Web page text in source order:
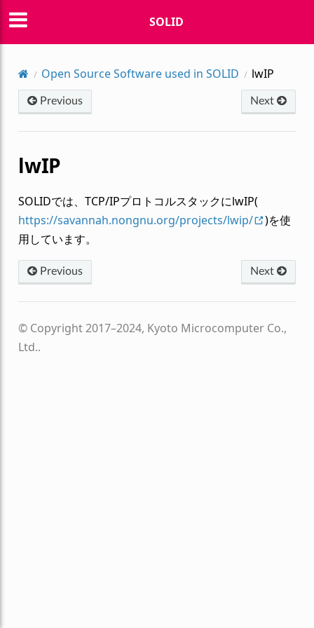
SOLID
Open Source Software used in SOLID lwIP
Previous Next
lwIP
SOLIDでは、TCP/IPプロトコルスタックにlwIP(
https://savannah.nongnu.org/projects/lwip/
)を使
用しています。
Previous Next
© Copyright 2017–2024, Kyoto Microcomputer Co.,
Ltd..